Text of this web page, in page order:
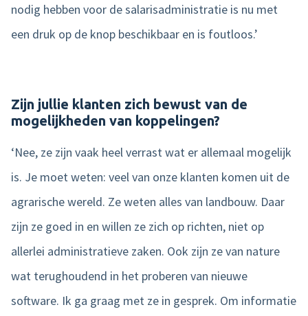
nodig hebben voor de salarisadministratie is nu met
een druk op de knop beschikbaar en is foutloos.’
Zijn jullie klanten zich bewust van de
mogelijkheden van koppelingen?
‘Nee, ze zijn vaak heel verrast wat er allemaal mogelijk
is. Je moet weten: veel van onze klanten komen uit de
agrarische wereld. Ze weten alles van landbouw. Daar
zijn ze goed in en willen ze zich op richten, niet op
allerlei administratieve zaken. Ook zijn ze van nature
wat terughoudend in het proberen van nieuwe
software. Ik ga graag met ze in gesprek. Om informatie